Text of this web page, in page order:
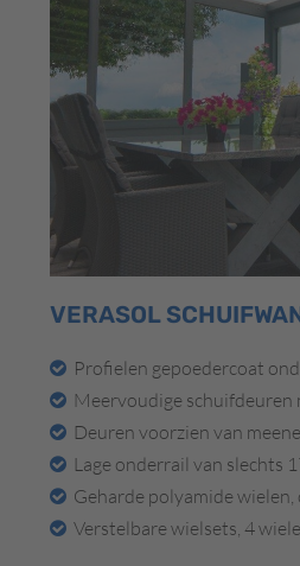
VERASOL
Profielen gepoedercoat
Meervoudige schuifdeuren
Deuren voorzien van
Lage onderrail van slechts
Geharde polyamide
Verstelbare wielsets, 4